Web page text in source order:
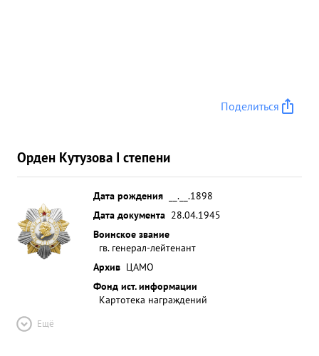
Поделиться
Орден Кутузова I степени
Дата рождения
__.__.1898
Дата документа 28.04.1945
Воинское звание
гв. генерал-лейтенант
Архив ЦАМО
Фонд ист. информации
Картотека награждений
Ещё